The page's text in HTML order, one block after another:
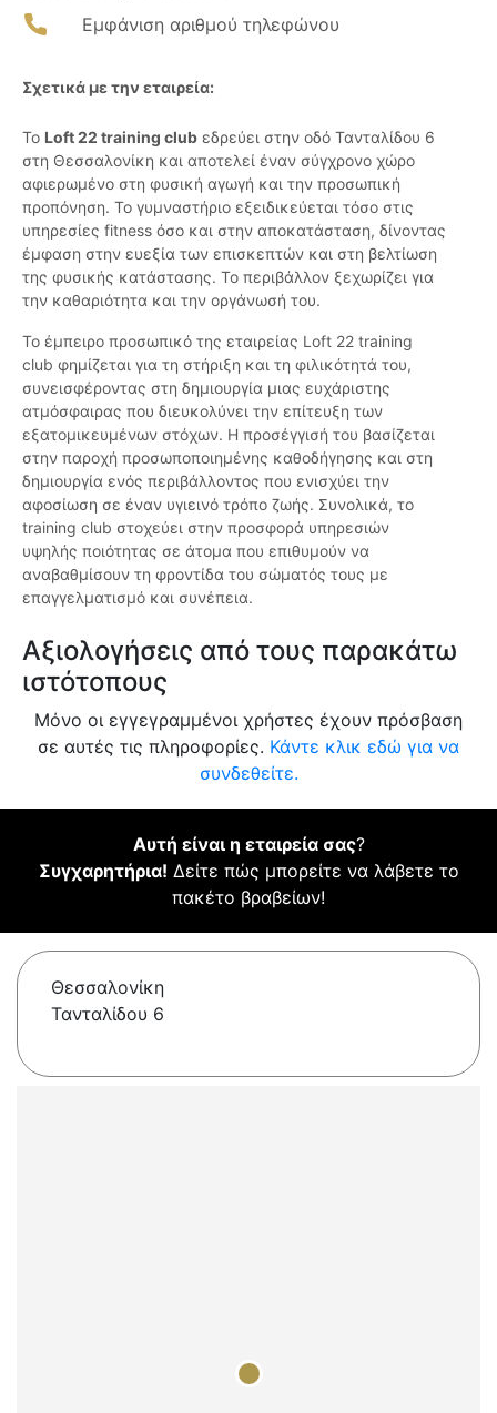
Εμφάνιση αριθμού τηλεφώνου
Σχετικά με την εταιρεία:
Το Loft 22 training club εδρεύει στην οδό Τανταλίδου 6
στη Θεσσαλονίκη και αποτελεί έναν σύγχρονο χώρο
αφιερωμένο στη φυσική αγωγή και την προσωπική
προπόνηση. Το γυμναστήριο εξειδικεύεται τόσο στις
υπηρεσίες fitness όσο και στην αποκατάσταση, δίνοντας
έμφαση στην ευεξία των επισκεπτών και στη βελτίωση
της φυσικής κατάστασης. Το περιβάλλον ξεχωρίζει για
την καθαριότητα και την οργάνωσή του.
Το έμπειρο προσωπικό της εταιρείας Loft 22 training
club φημίζεται για τη στήριξη και τη φιλικότητά του,
συνεισφέροντας στη δημιουργία μιας ευχάριστης
ατμόσφαιρας που διευκολύνει την επίτευξη των
εξατομικευμένων στόχων. Η προσέγγισή του βασίζεται
στην παροχή προσωποποιημένης καθοδήγησης και στη
δημιουργία ενός περιβάλλοντος που ενισχύει την
αφοσίωση σε έναν υγιεινό τρόπο ζωής. Συνολικά, το
training club στοχεύει στην προσφορά υπηρεσιών
υψηλής ποιότητας σε άτομα που επιθυμούν να
αναβαθμίσουν τη φροντίδα του σώματός τους με
επαγγελματισμό και συνέπεια.
Αξιολογήσεις από τους παρακάτω
ιστότοπους
Μόνο οι εγγεγραμμένοι χρήστες έχουν πρόσβαση
σε αυτές τις πληροφορίες. Κάντε κλικ εδώ για να
συνδεθείτε.
Αυτή είναι η εταιρεία σας?
Συγχαρητήρια! Δείτε πώς μπορείτε να λάβετε το
πακέτο βραβείων!
Θεσσαλονίκη
Τανταλίδου 6